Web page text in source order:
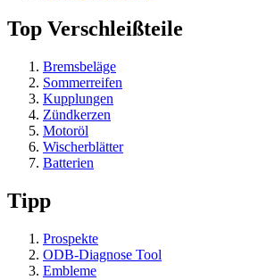
Top Verschleißteile
Bremsbeläge
Sommerreifen
Kupplungen
Zündkerzen
Motoröl
Wischerblätter
Batterien
Tipp
Prospekte
ODB-Diagnose Tool
Embleme